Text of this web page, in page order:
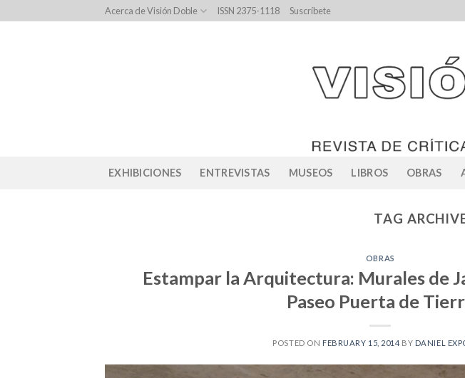
to
Acerca de Visión Doble ISSN 2375-1118 Suscríbete
EXHIBICIONES ENTREVISTAS MUSEOS LIBROS OBRAS
TAG
OBRAS
Estampar la Arquitectura: Murales de
Paseo Puerta de
POSTED ON FEBRUARY 15, 2014 BY DANIEL